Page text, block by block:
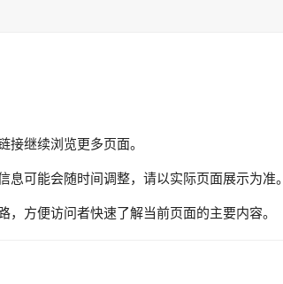
接继续浏览更多页面。
可能会随时间调整，请以实际页面展示为准。
方便访问者快速了解当前页面的主要内容。